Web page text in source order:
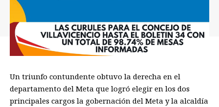
Un triunfo contundente obtuvo la derecha en el
departamento del Meta que logró elegir en los dos
principales cargos la gobernación del Meta y la alcaldía